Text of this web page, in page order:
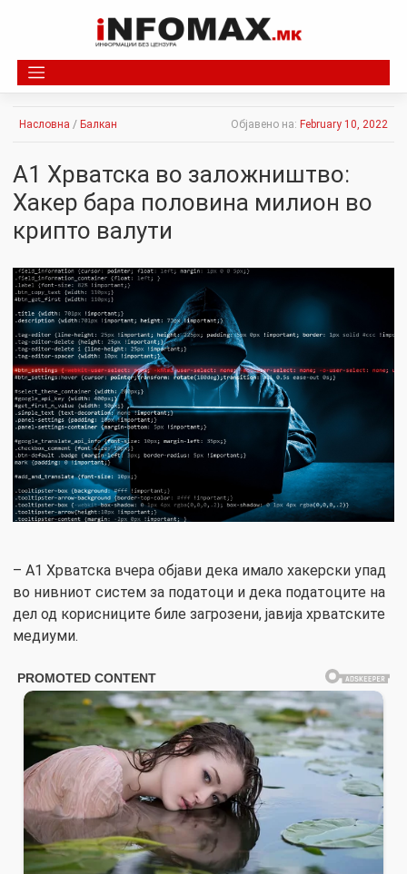
Насловна / Балкан Објавено на: February 10, 2022
А1 Хрватска во заложништво:
Хакер бара половина милион во
крипто валути
– А1 Хрватска вчера објави дека имало хакерски упад
во нивниот систем за податоци и дека податоците на
дел од корисниците биле загрозени, јавија хрватските
медиуми.